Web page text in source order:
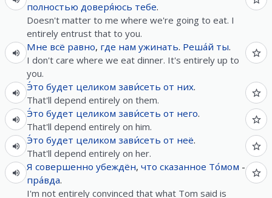
полностью доверя́юсь тебе.
Doesn't matter to me where we're going to eat. I
entirely entrust that to you.
Мне всё равно, где нам ужинать. Реша́й ты.
I don't care where we eat dinner. It's entirely up to
you.
Э́то будет целиком зави́сеть от них.
That'll depend entirely on them.
Э́то будет целиком зави́сеть от него.
That'll depend entirely on him.
Э́то будет целиком зави́сеть от неё.
That'll depend entirely on her.
Я совершенно убеждён, что сказанное То́мом -
пра́вда.
I'm not entirely convinced that what Tom said is